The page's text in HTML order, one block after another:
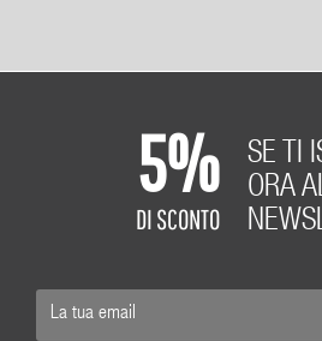
5%
DI SCONTO
SE TI
ORA